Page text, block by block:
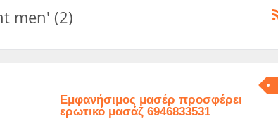
men' (2)
Εμφανήσιμος μασέρ προσφέρει
ερωτικό μασάζ 6946833531